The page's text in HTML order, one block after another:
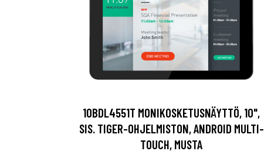
10BDL4551T MONIKOSKETUSNÄYTTÖ, 10",
SIS. TIGER-OHJELMISTON, ANDROID MULTI-
TOUCH, MUSTA